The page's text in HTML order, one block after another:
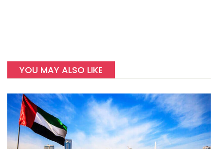
YOU MAY ALSO LIKE